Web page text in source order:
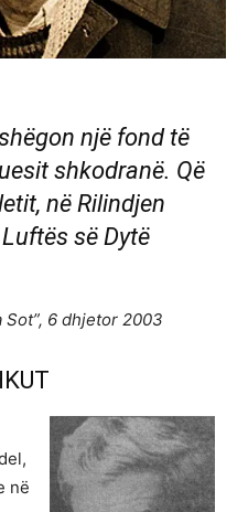
një fond të
shkodranë. Që
në Rilindjen
së Dytë
Sot”, 6 dhjetor 2003
në